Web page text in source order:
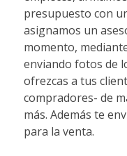
presupuesto con
asignamos un
momento,
enviando fotos de
ofrezcas a tus
compradores- de
más. Además te
para la venta.